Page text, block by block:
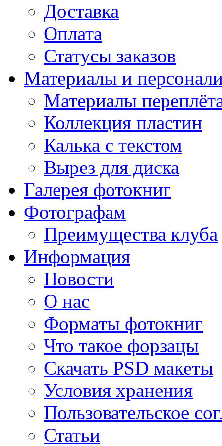
Доставка
Оплата
Статусы заказов
Материалы и
Материалы
Коллекция пластин
Калька с текстом
Вырез для диска
Галерея фотокниг
Фотографам
Преимущества клуба
Информация
Новости
О нас
Форматы фотокниг
Что такое форзацы
Скачать PSD макеты
Условия хранения
Пользовательское
Статьи